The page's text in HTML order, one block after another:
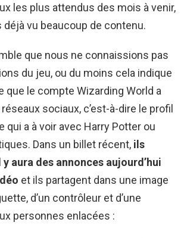
les plus attendus des mois à venir,
déjà vu beaucoup de contenu.
que nous ne connaissions pas
du jeu, ou du moins cela indique
que le compte Wizarding World a
sociaux, c’est-à-dire le profil
qui a à voir avec Harry Potter ou
Dans un billet récent, ils
aura des annonces aujourd’hui
et ils partagent dans une image
d’un contrôleur et d’une
personnes enlacées :